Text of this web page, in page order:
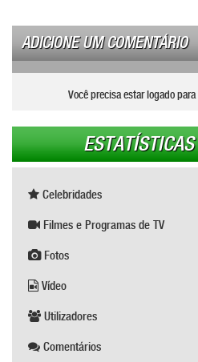
ADICIONE UM COMENTÁRIO
Você precisa estar logado
Celebridades
Filmes e Programas de TV
Fotos
Vídeo
Utilizadores
Comentários